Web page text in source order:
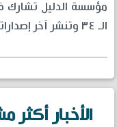
مؤسسة الدليل تشارك
الـ ٣٤ وتنشر آخر إصداراتها الفكرية في العاصمة الإيرانية
الأخبار أكثر